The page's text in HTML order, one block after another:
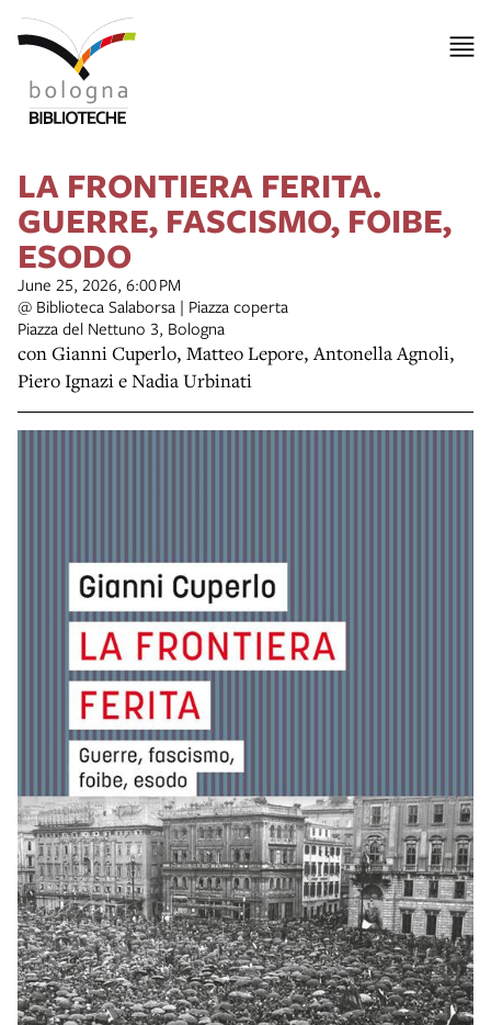
LA FRONTIERA FERITA.
GUERRE, FASCISMO, FOIBE,
ESODO
June 25, 2026, 6:00 PM
@ Biblioteca Salaborsa | Piazza coperta
Piazza del Nettuno 3, Bologna
con Gianni Cuperlo, Matteo Lepore, Antonella Agnoli,
Piero Ignazi e Nadia Urbinati